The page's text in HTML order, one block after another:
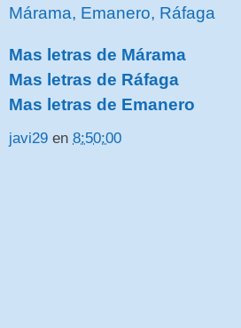
Márama, Emanero, Ráfaga
Mas letras de Márama
Mas letras de Ráfaga
Mas letras de Emanero
javi29 en 8:50:00